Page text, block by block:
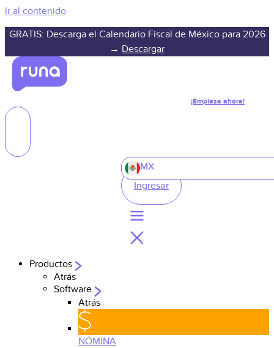
Ir al contenido
GRATIS: Descarga el Calendario Fiscal de México para 2026
→ Descargar
¡Empieza ahora!
MX
Ingresar
Productos
Atrás
Software
Atrás
NÓMINA